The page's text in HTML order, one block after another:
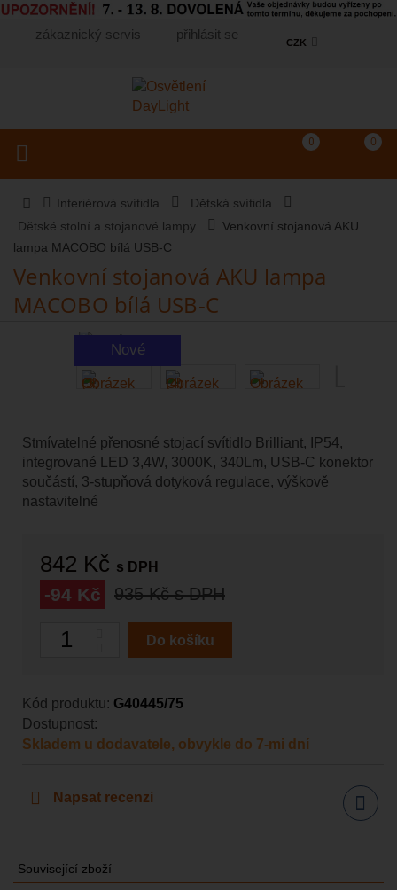
zákaznický servis přihlásit se
CZK
Košík 0
(prázdný)
0
Porovnání produktů
Toggle navigation
Interiérová svítidla
Dětská svítidla
Dětské stolní a stojanové lampy
Venkovní stojanová AKU
lampa MACOBO bílá USB-C
Venkovní stojanová AKU lampa
MACOBO bílá USB-C
Nové
Stmívatelné přenosné stojací svítidlo Brilliant, IP54,
integrované LED 3,4W, 3000K, 340Lm, USB-C konektor
součástí, 3-stupňová dotyková regulace, výškově
nastavitelné
842 Kč s DPH
-94 Kč 935 Kčs DPH
Počet
Do košíku
Kód produktu: G40445/75
Dostupnost:
Skladem u dodavatele, obvykle do 7-mi dní
Napsat recenzi
Sdílet
Související zboží